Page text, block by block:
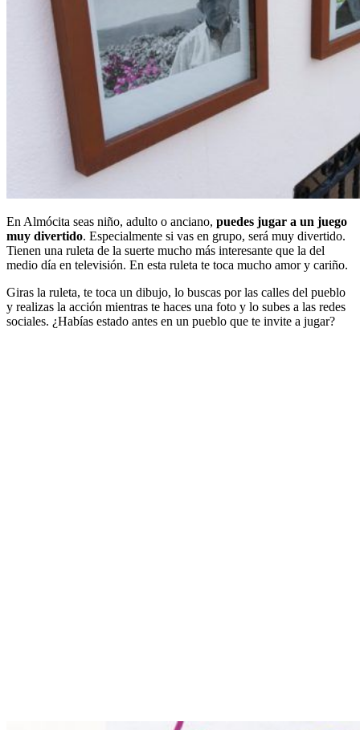
En Almócita seas niño, adulto o anciano, puedes jugar a un juego
muy divertido. Especialmente si vas en grupo, será muy divertido.
Tienen una ruleta de la suerte mucho más interesante que la del
medio día en televisión. En esta ruleta te toca mucho amor y cariño.
Giras la ruleta, te toca un dibujo, lo buscas por las calles del pueblo
y realizas la acción mientras te haces una foto y lo subes a las redes
sociales. ¿Habías estado antes en un pueblo que te invite a jugar?